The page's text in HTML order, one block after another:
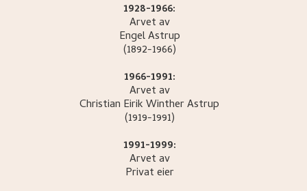
1928-1966:
Arvet av
EngelAstrup
(1892-1966)
1966-1991:
Arvet av
Christian Eirik WintherAstrup
(1919-1991)
1991-1999:
Arvet av
Privat eier